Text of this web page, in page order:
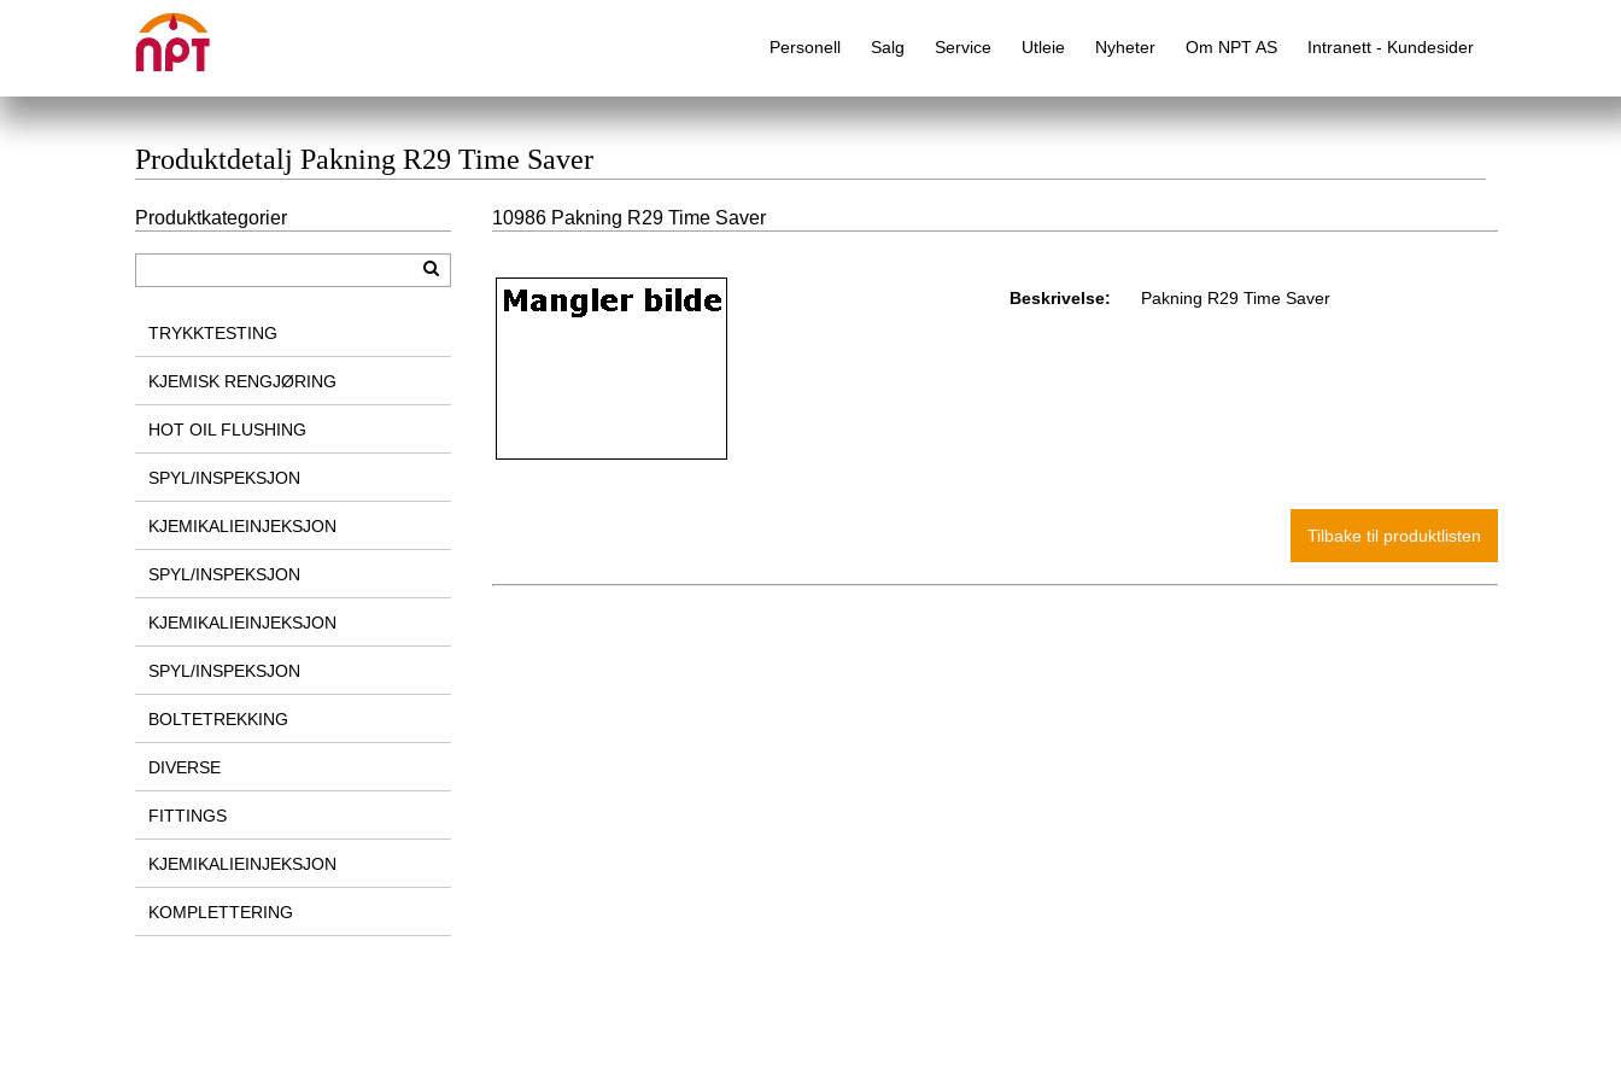
Personell Salg Service Utleie Nyheter Om NPT AS Intranett - Kundesider
Produktdetalj Pakning R29 Time Saver
10986 Pakning R29 Time Saver
Beskrivelse: Pakning R29 Time Saver
Produktkategorier
TRYKKTESTING
KJEMISK RENGJØRING
HOT OIL FLUSHING
SPYL/INSPEKSJON
KJEMIKALIEINJEKSJON
SPYL/INSPEKSJON
KJEMIKALIEINJEKSJON
SPYL/INSPEKSJON
BOLTETREKKING
DIVERSE
FITTINGS
KJEMIKALIEINJEKSJON
KOMPLETTERING